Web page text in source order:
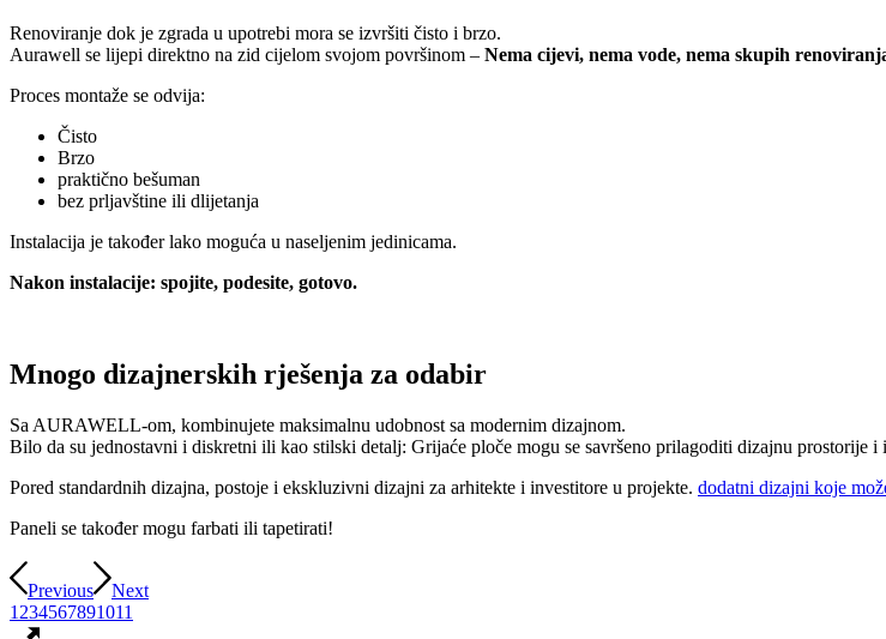
Renoviranje dok je zgrada u upotrebi mora se izvršiti čisto i brzo.
Aurawell se lijepi direktno na zid cijelom svojom površinom – Nema cijevi, nema vode, nema skupih
Proces montaže se odvija:
Čisto
Brzo
praktično bešuman
bez prljavštine ili dlijetanja
Instalacija je također lako moguća u naseljenim jedinicama.
Nakon instalacije: spojite, podesite, gotovo.
Mnogo dizajnerskih rješenja za odabir
Sa AURAWELL-om, kombinujete maksimalnu udobnost sa modernim dizajnom.
Bilo da su jednostavni i diskretni ili kao stilski detalj: Grijaće ploče mogu se savršeno prilagoditi dizajnu prostorije i
Pored standardnih dizajna, postoje i ekskluzivni dizajni za arhitekte i investitore u projekte. dodatni dizajni koje
Paneli se također mogu farbati ili tapetirati!
Previous
Next
1 234567891011